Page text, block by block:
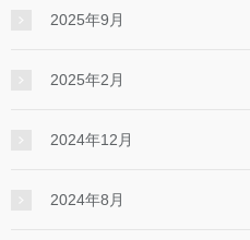
2025年9月
2025年2月
2024年12月
2024年8月